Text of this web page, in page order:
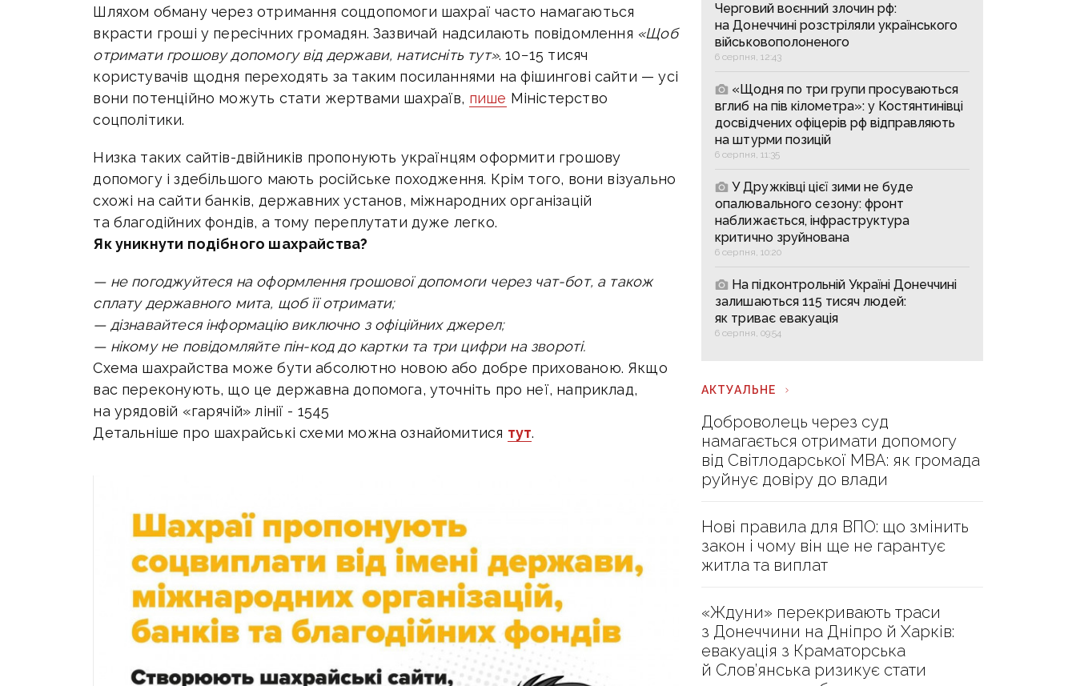
Шляхом обману через отримання соцдопомоги шахраї часто намагаються
вкрасти гроші у пересічних громадян. Зазвичай надсилають повідомлення «Щоб
отримати грошову допомогу від держави, натисніть тут». 10−15 тисяч
користувачів щодня переходять за таким посиланнями на фішингові сайти — усі
вони потенційно можуть стати жертвами шахраїв, пише Міністерство
соцполітики.
Низка таких сайтів-двійників пропонують українцям оформити грошову
допомогу і здебільшого мають російське походження. Крім того, вони візуально
схожі на сайти банків, державних установ, міжнародних організацій
та благодійних фондів, а тому переплутати дуже легко.
Як уникнути подібного шахрайства?
— не погоджуйтеся на оформлення грошової допомоги через чат-бот, а також
сплату державного мита, щоб її отримати;
— дізнавайтеся інформацію виключно з офіційних джерел;
— нікому не повідомляйте пін-код до картки та три цифри на звороті.
Схема шахрайства може бути абсолютно новою або добре прихованою. Якщо
вас переконують, що це державна допомога, уточніть про неї, наприклад,
на урядовій «гарячій» лінії - 1545
Детальніше про шахрайські схеми можна ознайомитися тут.
Черговий воєнний злочин рф:
на Донеччині розстріляли українського
військовополоненого
6 серпня, 12:43
«Щодня по три групи просуваються
вглиб на пів кілометра»: у Костянтинівці
досвідчених офіцерів рф відправляють
на штурми позицій
6 серпня, 11:35
У Дружківці цієї зими не буде
опалювального сезону: фронт
наближається, інфраструктура
критично зруйнована
6 серпня, 10:20
На підконтрольній Україні Донеччині
залишаються 115 тисяч людей:
як триває евакуація
6 серпня, 09:54
АКТУАЛЬНЕ
Доброволець через суд
намагається отримати допомогу
від Світлодарської МВА: як громада
руйнує довіру до влади
Нові правила для ВПО: що змінить
закон і чому він ще не гарантує
житла та виплат
«Ждуни» перекривають траси
з Донеччини на Дніпро й Харків:
евакуація з Краматорська
й Слов’янська ризикує стати